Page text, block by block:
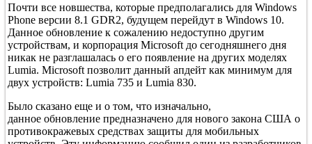
Почти все новшества, которые предполагались для Windows
Phone версии 8.1 GDR2, будущем перейдут в Windows 10.
Данное обновление к сожалению недоступно другим
устройствам, и корпорация Microsoft до сегодняшнего дня
никак не разглашалась о его появление на других моделях
Lumia. Microsoft позволит данный апдейт как минимум для
двух устройств: Lumia 735 и Lumia 830.
Было сказано еще и о том, что изначально,
данное обновление предназначено для нового закона США о
противокражевых средствах защиты для мобильных